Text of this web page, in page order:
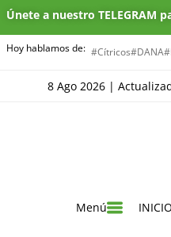
Únete a nuestro TELEGRAM
Hoy hablamos de: #Cítricos#DANA
8 Ago 2026 |
Menú INICIO